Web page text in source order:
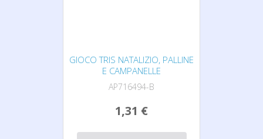
GIOCO TRIS NATALIZIO, PALLINE
E CAMPANELLE
AP716494-B
1,31 €